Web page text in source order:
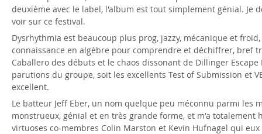
deuxième avec le label, l'album est tout simplement génial. Je
voir sur ce festival.
Dysrhythmia est beaucoup plus prog, jazzy, mécanique et
connaissance en algèbre pour comprendre et déchiffrer, bref
Caballero des débuts et le chaos dissonant de Dillinger
parutions du groupe, soit les excellents Test of Submission et
excellent.
Le batteur Jeff Eber, un nom quelque peu méconnu parmi
monstrueux, génial et en très grande forme, et m'a
virtuoses co-membres Colin Marston et Kevin Hufnagel qui